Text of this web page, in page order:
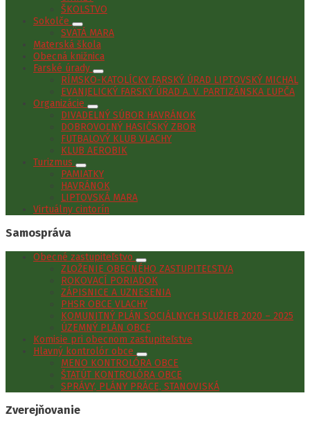
ŠKOLSTVO
Sokolče
SVÄTÁ MARA
Materská škola
Obecná knižnica
Farské úrady
RÍMSKO-KATOLÍCKY FARSKÝ ÚRAD LIPTOVSKÝ MICHAL
EVANJELICKÝ FARSKÝ ÚRAD A. V. PARTIZÁNSKA ĽUPČA
Organizácie
DIVADELNÝ SÚBOR HAVRÁNOK
DOBROVOĽNÝ HASIČSKÝ ZBOR
FUTBALOVÝ KLUB VLACHY
KLUB AEROBIK
Turizmus
PAMIATKY
HAVRÁNOK
LIPTOVSKÁ MARA
Virtuálny cintorín
Samospráva
Obecné zastupiteľstvo
ZLOŽENIE OBECNÉHO ZASTUPITEĽSTVA
ROKOVACÍ PORIADOK
ZÁPISNICE A UZNESENIA
PHSR OBCE VLACHY
KOMUNITNÝ PLÁN SOCIÁLNYCH SLUŽIEB 2020 – 2025
ÚZEMNÝ PLÁN OBCE
Komisie pri obecnom zastupiteľstve
Hlavný kontrolór obce
MENO KONTROLÓRA OBCE
ŠTATÚT KONTROLÓRA OBCE
SPRÁVY, PLÁNY PRÁCE, STANOVISKÁ
Zverejňovanie